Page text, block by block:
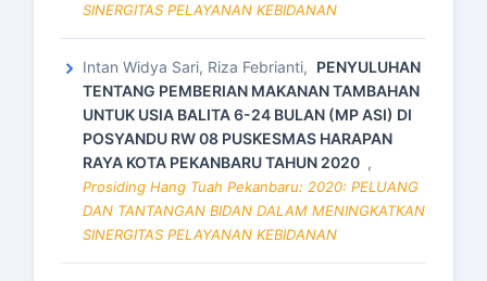
SINERGITAS PELAYANAN KEBIDANAN
Intan Widya Sari, Riza Febrianti, PENYULUHAN
TENTANG PEMBERIAN MAKANAN TAMBAHAN
UNTUK USIA BALITA 6-24 BULAN (MP ASI) DI
POSYANDU RW 08 PUSKESMAS HARAPAN
RAYA KOTA PEKANBARU TAHUN 2020 ,
Prosiding Hang Tuah Pekanbaru: 2020: PELUANG
DAN TANTANGAN BIDAN DALAM MENINGKATKAN
SINERGITAS PELAYANAN KEBIDANAN